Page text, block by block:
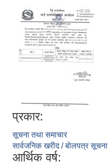
प्रकार:
सूचना तथा समाचार
सार्वजनिक खरीद / बोलपत्र सूचना
आर्थिक वर्ष: